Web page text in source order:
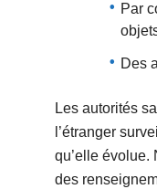
Par
Des
Les autorités
l’étranger
qu’elle évolue.
des